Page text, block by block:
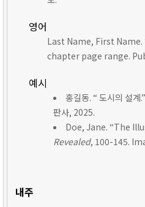
영어
Last Name, First
chapter page range.
예시
홍길동. “ 도시의 설계.”
판사, 2025.
Doe, Jane. “The
Revealed, 100-145.
내주